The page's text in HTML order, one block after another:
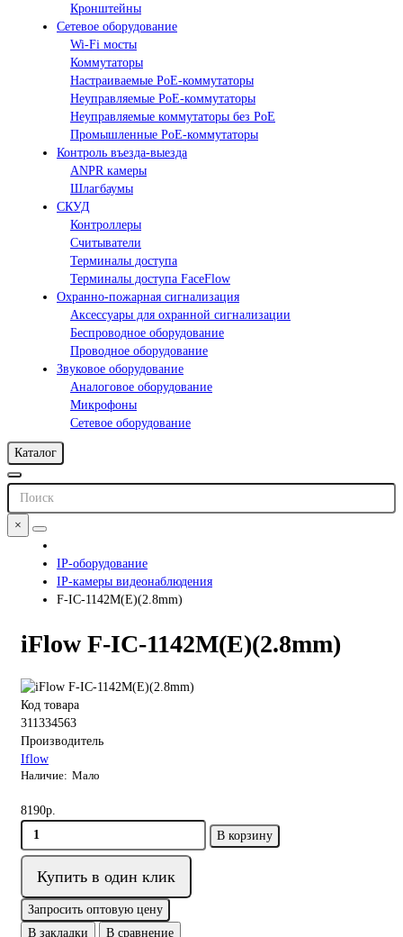
Кронштейны
Сетевое оборудование
Wi-Fi мосты
Коммутаторы
Настраиваемые PoE-коммутаторы
Неуправляемые PoE-коммутаторы
Неуправляемые коммутаторы без PoE
Промышленные PoE-коммутаторы
Контроль въезда-выезда
ANPR камеры
Шлагбаумы
СКУД
Контроллеры
Считыватели
Терминалы доступа
Терминалы доступа FaceFlow
Охранно-пожарная сигнализация
Аксессуары для охранной сигнализации
Беспроводное оборудование
Проводное оборудование
Звуковое оборудование
Аналоговое оборудование
Микрофоны
Сетевое оборудование
Каталог
×
IP-оборудование
IP-камеры видеонаблюдения
F-IC-1142M(E)(2.8mm)
iFlow F-IC-1142M(E)(2.8mm)
Код товара
311334563
Производитель
Iflow
Мало
8190р.
В корзину
Купить в один клик
Запросить оптовую цену
В закладки
В сравнение